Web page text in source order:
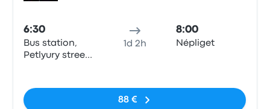
6:30
Bus station,
Petlyury street,
1d 2h
8:00
Népliget
88 €